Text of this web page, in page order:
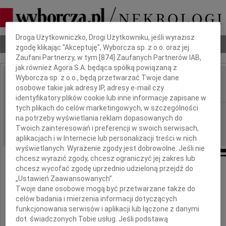
Nekrologi Odeszli Poradnik pogrzebowy
IMIĘ I NAZWISKO: Stefa Górniak
REGION: Warszawa
DATA EMISJI: 29.09.2009
Dbamy o Twoją prywatność
Droga Użytkowniczko, Drogi Użytkowniku, jeśli wyrazisz
zgodę klikając "Akceptuję", Wyborcza sp. z o.o. oraz jej
Zaufani Partnerzy, w tym [874 ] Zaufanych Partnerów IAB,
jak również Agora S.A. będąca spółką powiązaną z
Wyborcza sp. z o.o., będą przetwarzać Twoje dane
osobowe takie jak adresy IP, adresy e-mail czy
identyfikatory plików cookie lub inne informacje zapisane w
tych plikach do celów marketingowych, w szczególności
na potrzeby wyświetlania reklam dopasowanych do
Twoich zainteresowań i preferencji w swoich serwisach,
aplikacjach i w Internecie lub personalizacji treści w nich
wyświetlanych. Wyrażenie zgody jest dobrowolne. Jeśli nie
chcesz wyrazić zgody, chcesz ograniczyć jej zakres lub
chcesz wycofać zgodę uprzednio udzieloną przejdź do
„Ustawień Zaawansowanych”.
Twoje dane osobowe mogą być przetwarzane także do
celów badania i mierzenia informacji dotyczących
funkcjonowania serwisów i aplikacji lub łączone z danymi
dot. świadczonych Tobie usług. Jeśli podstawą